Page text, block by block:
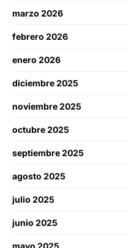
marzo 2026
febrero 2026
enero 2026
diciembre 2025
noviembre 2025
octubre 2025
septiembre 2025
agosto 2025
julio 2025
junio 2025
mayo 2025